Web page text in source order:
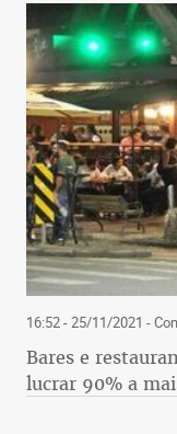
16:52 - 25/11/2021 -
Bares e
lucrar 90% a